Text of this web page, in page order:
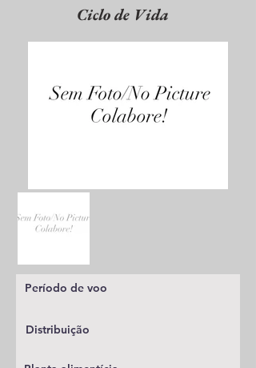
Ciclo de Vida
Período de voo
Distribuição